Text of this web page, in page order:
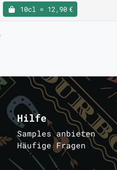
10cl = 12,90 €
Hilfe
Samples anbieten
Häufige Fragen